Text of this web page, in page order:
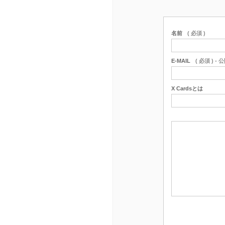
名前 ( 必須 )
E-MAIL ( 必須 ) -
X Cardsとは